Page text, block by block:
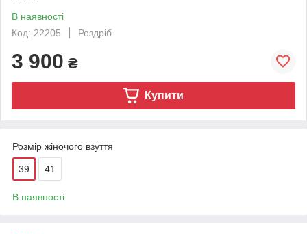
В наявності
Код: 22205
Роздріб
3 900 ₴
Купити
Розмір жіночого взуття
39 41
В наявності